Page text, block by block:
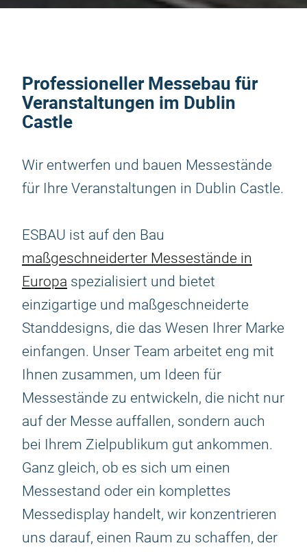
Professioneller Messebau für
Veranstaltungen im Dublin
Castle
Wir entwerfen und bauen Messestände
für Ihre Veranstaltungen in Dublin Castle.
ESBAU ist auf den Bau
maßgeschneiderter Messestände in
Europa spezialisiert und bietet
einzigartige und maßgeschneiderte
Standdesigns, die das Wesen Ihrer Marke
einfangen. Unser Team arbeitet eng mit
Ihnen zusammen, um Ideen für
Messestände zu entwickeln, die nicht nur
auf der Messe auffallen, sondern auch
bei Ihrem Zielpublikum gut ankommen.
Ganz gleich, ob es sich um einen
Messestand oder ein komplettes
Messedisplay handelt, wir konzentrieren
uns darauf, einen Raum zu schaffen, der